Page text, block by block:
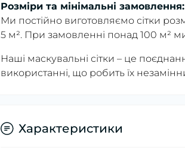
Розміри та мінімальні замовлення:
Ми постійно виготовляємо сітки
5 м². При замовленні понад 100 м²
Наші маскувальні сітки – це
використанні, що робить їх
Характеристики